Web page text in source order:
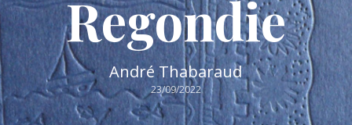
Regondie
André Thabaraud
23/09/2022